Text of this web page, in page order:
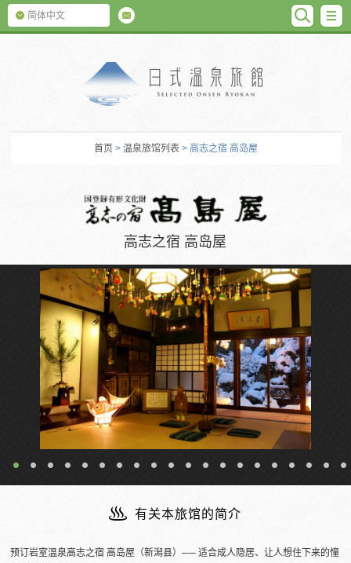
简体中文
首页 >温泉旅馆列表 > 高志之宿 高岛屋
高志之宿 高岛屋
附设露天温泉的客房
有关本旅馆的简介
预订岩室温泉高志之宿 高岛屋（新潟县）── 适合成人隐居、让人想住下来的憧